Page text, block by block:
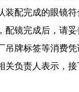
装配完成的眼镜符
配镜完成后，请
牌标签等消费凭
关负责人表示，